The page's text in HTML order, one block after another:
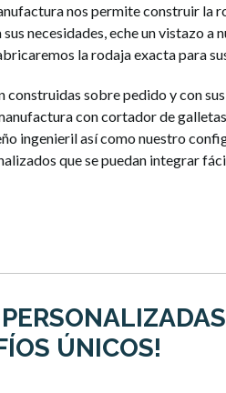
nos permite construir la
necesidades, eche un vistazo a
la rodaja exacta para
construidas sobre pedido y con
con cortador de
ingenieril así como nuestro
que se puedan integrar
ÚNICOS!